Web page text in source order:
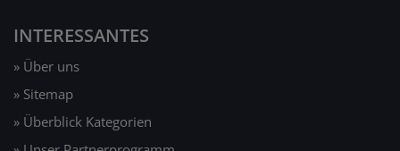
INTERESSANTES
» Über uns
» Sitemap
» Überblick Kategorien